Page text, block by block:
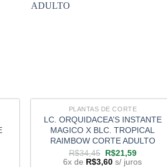
PLANTAS DE CORTE
LC. ORQUIDACEA’S INSTANTE
MAGICO X BLC. TROPICAL
RAIMBOW CORTE ADULTO
R$34,45 O
preço
R$21,59O
preço
6x de R$3,60 s/ juros